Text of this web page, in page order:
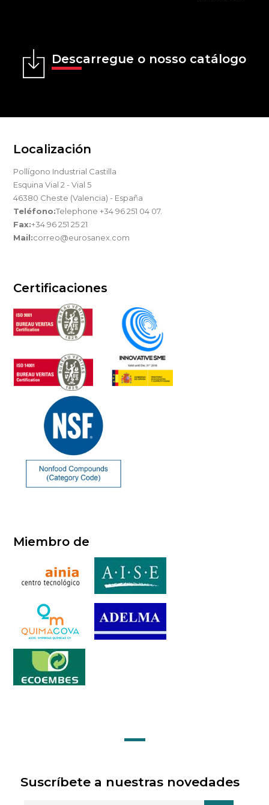
Descarregue o nosso catálogo
Localización
Pollígono Industrial Castilla
Esquina Vial 2 - Vial 5
46380 Cheste (Valencia) - España
Teléfono:Telephone +34 96 251 04 07.
Fax:+34 96 251 25 21
Mail:correo@eurosanex.com
Certificaciones
Miembro de
Suscríbete a nuestras novedades